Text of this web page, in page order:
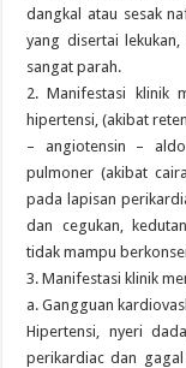
dangkal atau sesak
yang disertai
sangat parah.
2. Manifestasi klinik
hipertensi, (akibat
– angiotensin –
pulmoner (akibat
pada lapisan
dan cegukan,
tidak mampu
3. Manifestasi klinik
a. Gangguan
Hipertensi, nyeri
perikardiac dan